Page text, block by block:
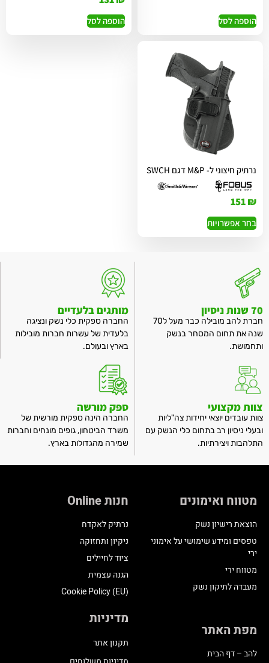
הוספה לסל הוספה לסל
נרתיק חיצוני ל- M&P דגם SWCH
151₪
בחר אפשרויות
70 שנות ניסיון
חברת להב מובילה כבר מעל ל70
שנה את תחום המסחר בנשק
ותחמושת.
מותגים בלעדיים
החברה ספקית כלי נשק ונציגה
בלעדית של עשרות חברות מובילות
בארץ ובעולם.
צוות מקצועי
צוות עובדים יוצאי יחידות צה"ליות
ובעלי ניסיון רב בתחום כלי הנשק עם
התלהבות ויצירתיות.
ספק מורשה
החברה הינה ספקית מורשית של
משרד הביטחון, גופים מונחים וחברות
שמירה מהגדולות בארץ.
מטווח ואימונים
הוצאת רישיון נשק
טפסים ומידע שימושי על אימוני
ירי
מטווח ירי
מעבדה לתיקון נשק
חנות Online
נרתיק לאקדח
ניקיון ותחזוקה
ציוד לחיילים
הגנה עצמית
Cookie Policy (EU)
מפת האתר
להב – דף הבית
מדיניות
תקנון אתר